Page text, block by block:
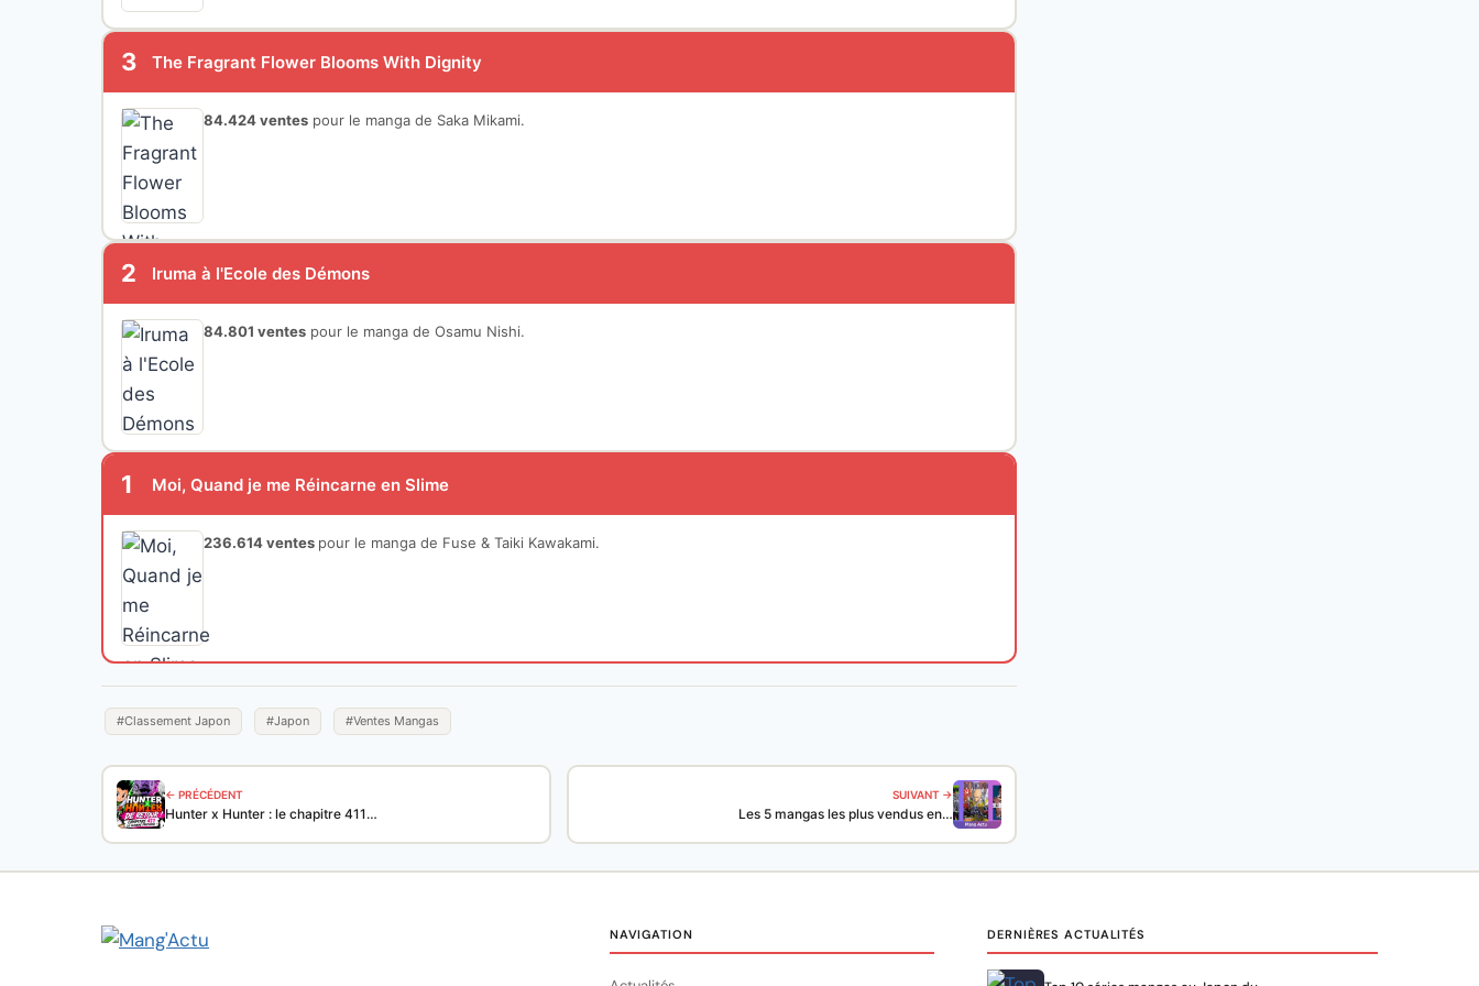
3 The Fragrant Flower Blooms With Dignity
84.424 ventes pour le manga de Saka Mikami.
2 Iruma à l'Ecole des Démons
84.801 ventes pour le manga de Osamu Nishi.
1 Moi, Quand je me Réincarne en Slime
236.614 ventes pour le manga de Fuse & Taiki Kawakami.
#Classement Japon #Japon #Ventes Mangas
← PRÉCÉDENT
Hunter x Hunter : le chapitre 411…
SUIVANT →
Les 5 mangas les plus vendus en…
NAVIGATION DERNIÈRES ACTUALITÉS